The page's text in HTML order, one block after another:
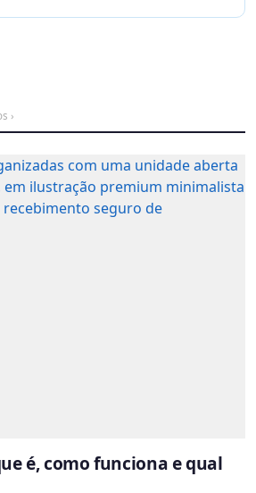
›
é, como funciona e qual